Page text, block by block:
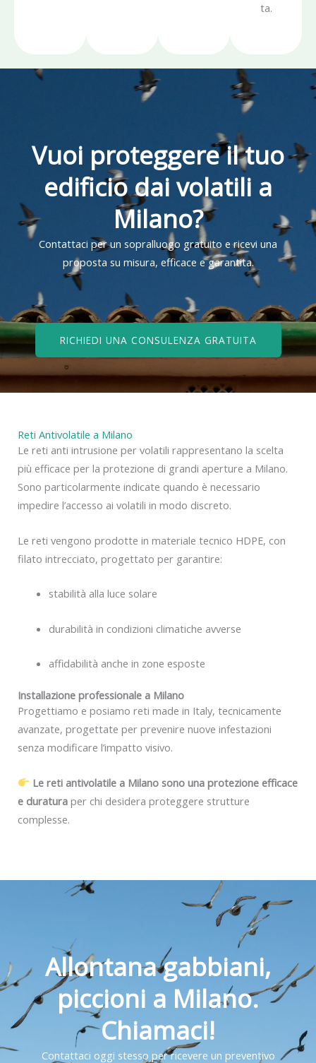
ta.
Vuoi proteggere il tuo
edificio dai volatili a
Milano?
Contattaci per un sopralluogo gratuito e ricevi una
proposta su misura, efficace e garantita.
RICHIEDI UNA CONSULENZA GRATUITA
Reti Antivolatile a Milano
Le reti anti intrusione per volatili rappresentano la scelta
più efficace per la protezione di grandi aperture a Milano.
Sono particolarmente indicate quando è necessario
impedire l’accesso ai volatili in modo discreto.
Le reti vengono prodotte in materiale tecnico HDPE, con
filato intrecciato, progettato per garantire:
stabilità alla luce solare
durabilità in condizioni climatiche avverse
affidabilità anche in zone esposte
Installazione professionale a Milano
Progettiamo e posiamo reti made in Italy, tecnicamente
avanzate, progettate per prevenire nuove infestazioni
senza modificare l’impatto visivo.
Le reti antivolatile a Milano sono una protezione efficace
e duratura per chi desidera proteggere strutture
complesse.
Allontana gabbiani,
piccioni a Milano.
Chiamaci!
Contattaci oggi stesso per ricevere un preventivo